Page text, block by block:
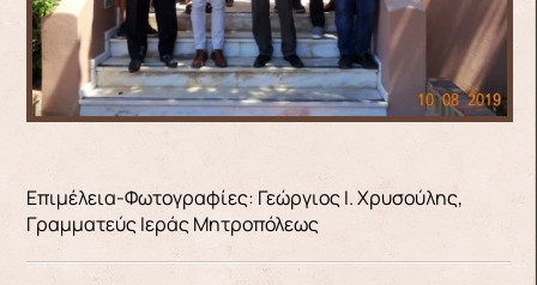
Επιμέλεια-Φωτογραφίες: Γεώργιος Ι. Χρυσούλης,
Γραμματεύς Ιεράς Μητροπόλεως